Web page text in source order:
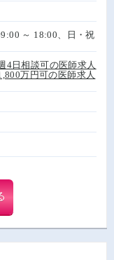
～ 18:00、日・祝
4日相談可の医師求人
万円可の医師求人